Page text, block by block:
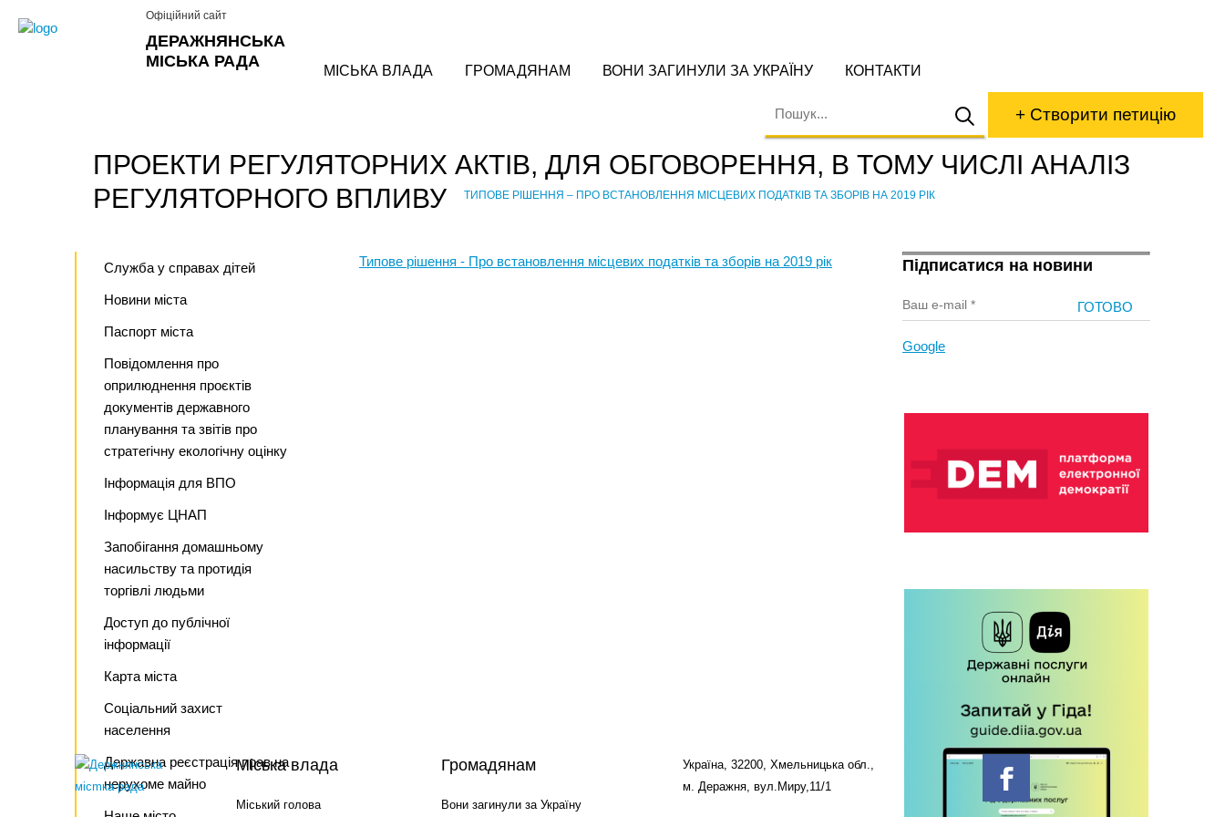
ДЕРАЖНЯНСЬКА
МІСЬКА РАДА
Офіційний сайт
МІСЬКА ВЛАДА ГРОМАДЯНАМ ВОНИ ЗАГИНУЛИ ЗА УКРАЇНУ КОНТАКТИ
+ Створити петицію
ПРОЕКТИ РЕГУЛЯТОРНИХ АКТІВ, ДЛЯ ОБГОВОРЕННЯ, В ТОМУ ЧИСЛІ АНАЛІЗ
РЕГУЛЯТОРНОГО ВПЛИВУ
ТИПОВЕ РІШЕННЯ – ПРО ВСТАНОВЛЕННЯ МІСЦЕВИХ ПОДАТКІВ ТА ЗБОРІВ НА 2019 РІК
Служба у справах дітей
Новини міста
Паспорт міста
Повідомлення про
оприлюднення проєктів
документів державного
планування та звітів про
стратегічну екологічну оцінку
Інформація для ВПО
Інформує ЦНАП
Запобігання домашньому
насильству та протидія
торгівлі людьми
Доступ до публічної
інформації
Карта міста
Соціальний захист
населення
Державна реєстрація прав на
нерухоме майно
Підписатися на новини
Google
Типове рішення - Про встановлення місцевих податків та зборів на 2019 рік
Міська влада
Міський голова
Громадянам
Вони загинули за Україну
Україна, 32200, Хмельницька обл.,
м. Деражня, вул.Миру,11/1